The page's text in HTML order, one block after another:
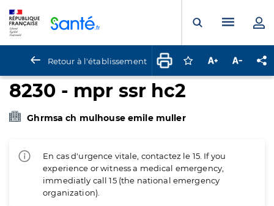
Ouvrir laMenu
Retour à l'établissement Connectez-vous
Augmenter la
8230 - mpr ssr hc2
Ghrmsa ch mulhouse emile muller
En cas d'urgence vitale, contactez le 15. If you
experience or witness a medical emergency,
immediatly call 15 (the national emergency
organization).